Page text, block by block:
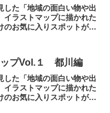
た「地域の面白い物や出
イラストマップに描かれた
のお気に入りスポットが新
ップVol.１ 都川編
た「地域の面白い物や出
イラストマップに描かれた
のお気に入りスポットが新